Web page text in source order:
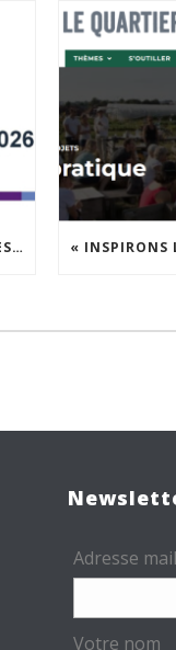
NOTRE NEWSLETTER DE JUIN EST EN LIGNE !
Adresse
Votre nom